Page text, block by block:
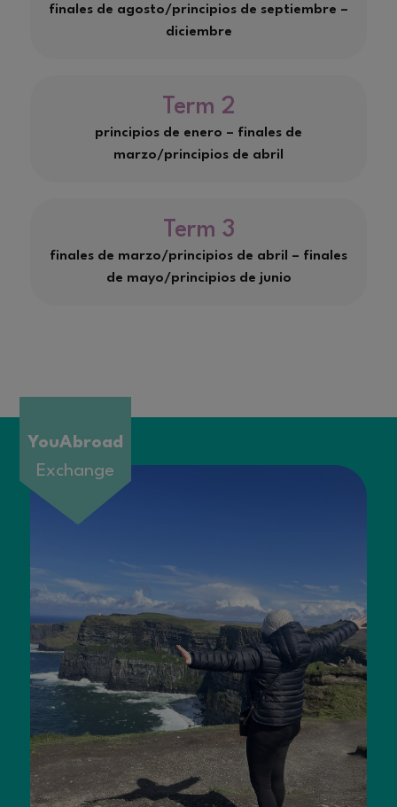
finales de agosto/principios de septiembre –
diciembre
Term 2
principios de enero – finales de
marzo/principios de abril
Term 3
finales de marzo/principios de abril – finales
de mayo/principios de junio
YouAbroad
Exchange